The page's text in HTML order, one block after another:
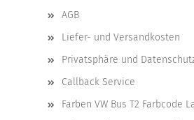
AGB
Liefer- und Versandkosten
Privatsphäre und
Callback Service
Farben VW Bus T2 Farbcode